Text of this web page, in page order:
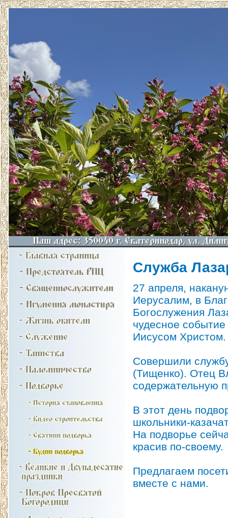
Служба
27 апреля,
Иерусалим, в
Богослужения
чудесное
Иисусом Христом.
Совершили
(Тищенко). Отец
содержательную
В этот день
школьники-
На подворье
красив по-своему.
Предлагаем
вместе с нами.